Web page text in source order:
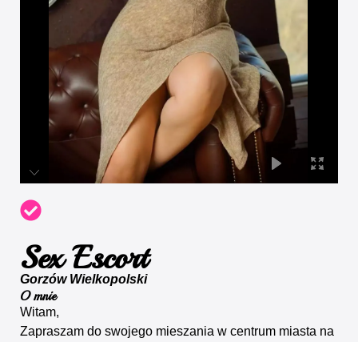
Sex Escort
Gorzów Wielkopolski
O mnie
Witam,
Zapraszam do swojego mieszania w centrum miasta na